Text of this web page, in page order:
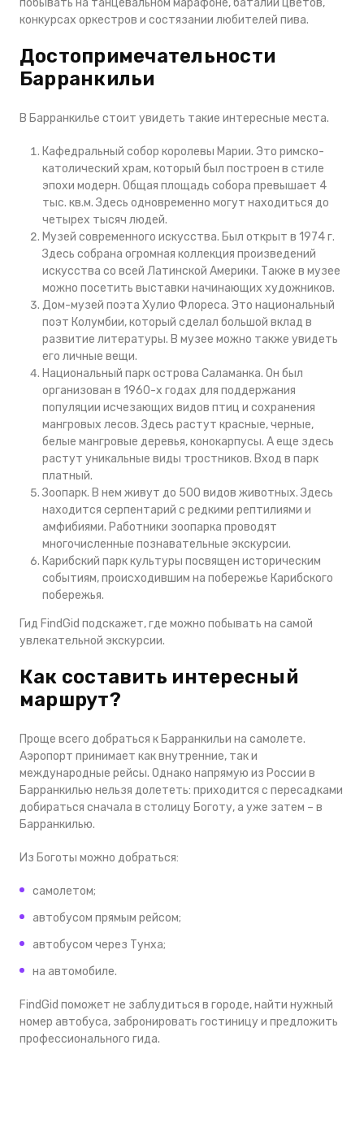
побывать на танцевальном марафоне, баталии цветов,
конкурсах оркестров и состязании любителей пива.
Достопримечательности
Барранкильи
В Барранкилье стоит увидеть такие интересные места.
Кафедральный собор королевы Марии. Это римско-
католический храм, который был построен в стиле
эпохи модерн. Общая площадь собора превышает 4
тыс. кв.м. Здесь одновременно могут находиться до
четырех тысяч людей.
Музей современного искусства. Был открыт в 1974 г.
Здесь собрана огромная коллекция произведений
искусства со всей Латинской Америки. Также в музее
можно посетить выставки начинающих художников.
Дом-музей поэта Хулио Флореса. Это национальный
поэт Колумбии, который сделал большой вклад в
развитие литературы. В музее можно также увидеть
его личные вещи.
Национальный парк острова Саламанка. Он был
организован в 1960-х годах для поддержания
популяции исчезающих видов птиц и сохранения
мангровых лесов. Здесь растут красные, черные,
белые мангровые деревья, конокарпусы. А еще здесь
растут уникальные виды тростников. Вход в парк
платный.
Зоопарк. В нем живут до 500 видов животных. Здесь
находится серпентарий с редкими рептилиями и
амфибиями. Работники зоопарка проводят
многочисленные познавательные экскурсии.
Карибский парк культуры посвящен историческим
событиям, происходившим на побережье Карибского
побережья.
Гид FindGid подскажет, где можно побывать на самой
увлекательной экскурсии.
Как составить интересный
маршрут?
Проще всего добраться к Барранкильи на самолете.
Аэропорт принимает как внутренние, так и
международные рейсы. Однако напрямую из России в
Барранкилью нельзя долететь: приходится с пересадками
добираться сначала в столицу Боготу, а уже затем – в
Барранкилью.
Из Боготы можно добраться:
самолетом;
автобусом прямым рейсом;
автобусом через Тунха;
на автомобиле.
FindGid поможет не заблудиться в городе, найти нужный
номер автобуса, забронировать гостиницу и предложить
профессионального гида.